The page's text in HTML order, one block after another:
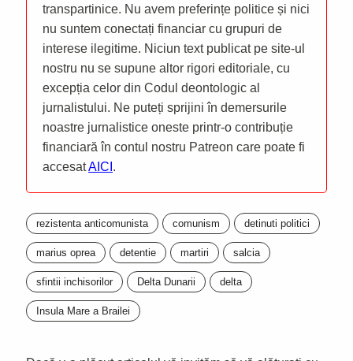
transpartinice. Nu avem preferințe politice și nici
nu suntem conectați financiar cu grupuri de
interese ilegitime. Niciun text publicat pe site-ul
nostru nu se supune altor rigori editoriale, cu
excepția celor din Codul deontologic al
jurnalistului. Ne puteți sprijini în demersurile
noastre jurnalistice oneste printr-o contribuție
financiară în contul nostru Patreon care poate fi
accesatAICI .
rezistenta anticomunista comunism detinuti politici
marius oprea detentie martiri salcia
sfintii inchisorilor Delta Dunarii delta
Insula Mare a Brailei